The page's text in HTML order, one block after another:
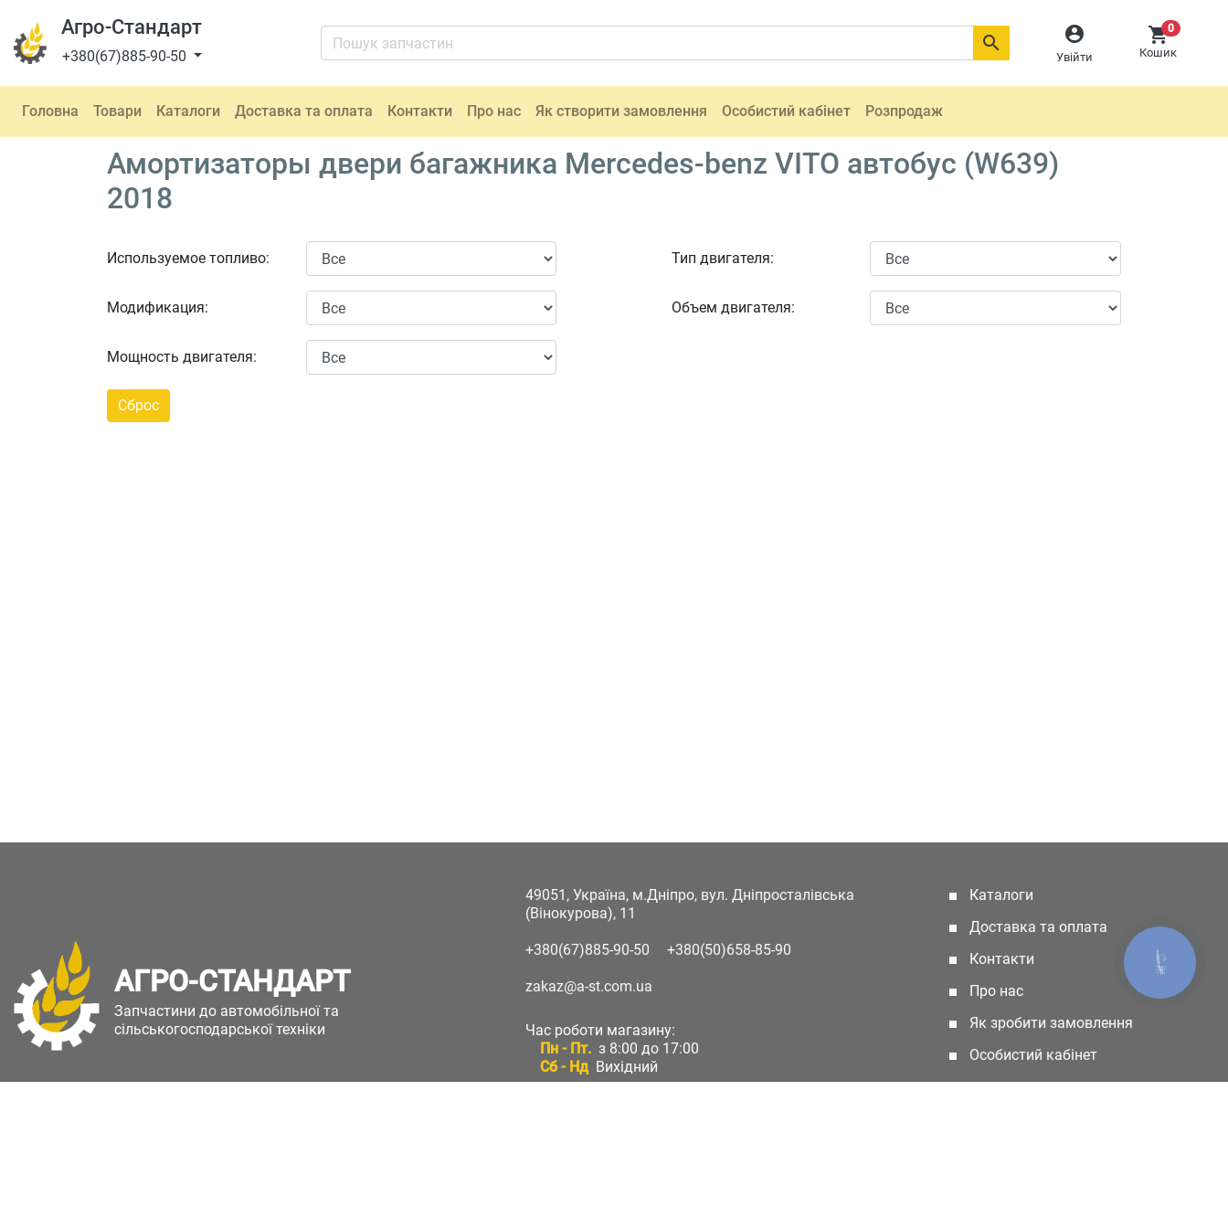
Агро-Стандарт
+380(67)885-90-50

Увійти
0
Кошик

Головна Товари Каталоги Доставка та оплата Контакти Про нас Як створити замовлення Особистий кабінет Розпродаж
Амортизаторы двери багажника Mercedes-benz VITO автобус (W639)
2018
Используемое топливо:
Модификация:
Мощность двигателя:
Тип двигателя:
Объем двигателя:
АГРО-СТАНДАРТ
Запчастини до автомобільної та
сільськогосподарської техніки
49051, Україна, м.Дніпро, вул. Дніпросталівська
(Вінокурова), 11
+380(67)885-90-50 +380(50)658-85-90
zakaz@a-st.com.ua
Час роботи магазину:
Пн - Пт. з 8:00 до 17:00
Сб - Нд Вихідний
Каталоги
Доставка та оплата
Контакти
Про нас
Як зробити замовлення
Особистий кабінет
КНОПКА
ЗВ'ЯЗКУ